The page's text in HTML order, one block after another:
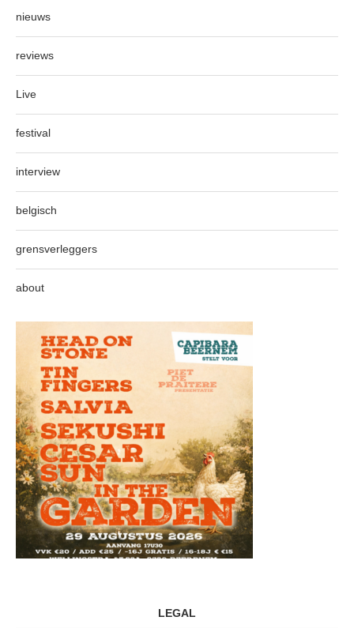
nieuws
reviews
Live
festival
interview
belgisch
grensverleggers
about
LEGAL